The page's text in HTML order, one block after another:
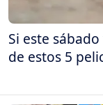
Si este
de estos 5